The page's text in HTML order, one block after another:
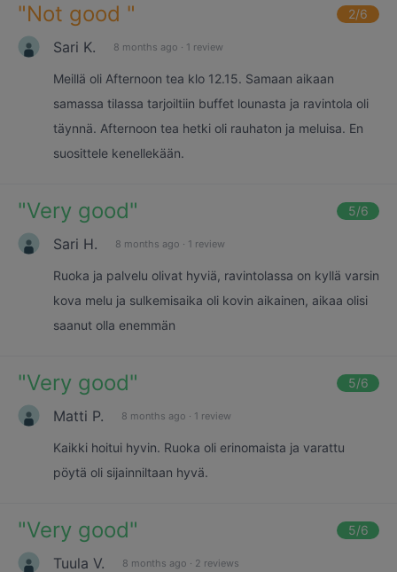
"Not good " 2/6
Sari K. 8 months ago · 1 review
Meillä oli Afternoon tea klo 12.15. Samaan aikaan
samassa tilassa tarjoiltiin buffet lounasta ja ravintola oli
täynnä. Afternoon tea hetki oli rauhaton ja meluisa. En
suosittele kenellekään.
"Very good" 5/6
Sari H. 8 months ago · 1 review
Ruoka ja palvelu olivat hyviä, ravintolassa on kyllä varsin
kova melu ja sulkemisaika oli kovin aikainen, aikaa olisi
saanut olla enemmän
"Very good" 5/6
Matti P. 8 months ago · 1 review
Kaikki hoitui hyvin. Ruoka oli erinomaista ja varattu
pöytä oli sijainniltaan hyvä.
"Very good" 5/6
Tuula V. 8 months ago · 2 reviews